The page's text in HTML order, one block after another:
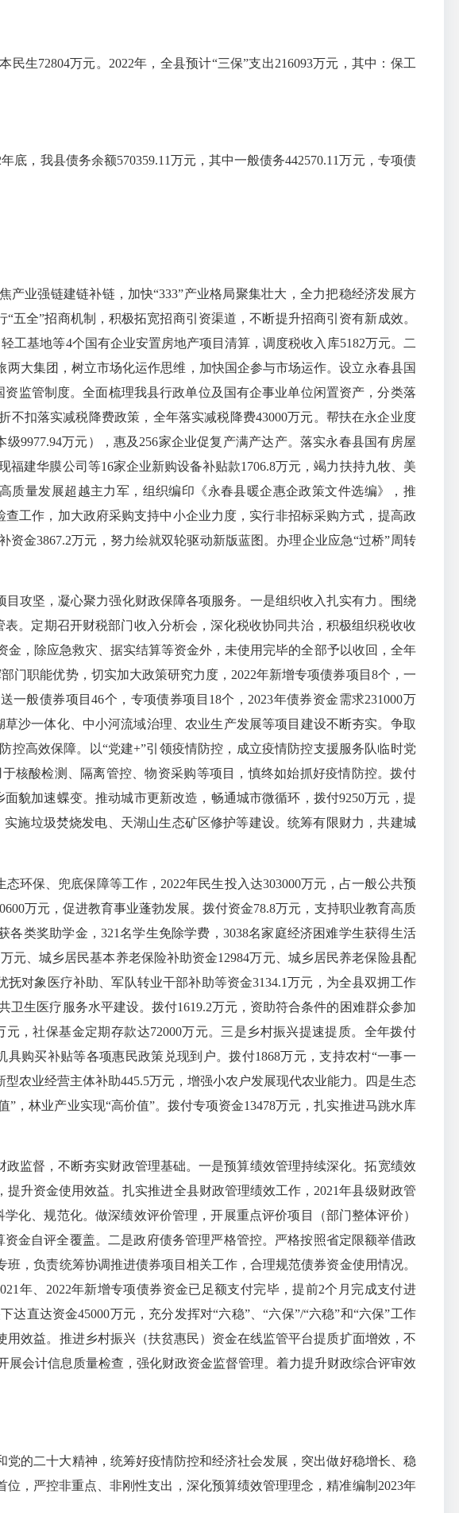
生72804万元。2022年，全县预计“三保”支出216093万元，其中：保工
，我县债务余额570359.11万元，其中一般债务442570.11万元，专项债
业强链建链补链，加快“333”产业格局聚集壮大，全力把稳经济发展方
全”招商机制，积极拓宽招商引资渠道，不断提升招商引资有新成效。
工基地等4个国有企业安置房地产项目清算，调度税收入库5182万元。二
大集团，树立市场化运作思维，加快国企参与市场运作。设立永春县国
监管制度。全面梳理我县行政单位及国有企事业单位闲置资产，分类落
不扣落实减税降费政策，全年落实减税降费43000万元。帮扶在永企业度
9977.94万元），惠及256家企业促复产满产达产。落实永春县国有房屋
建华膜公司等16家企业新购设备补贴款1706.8万元，竭力扶持九牧、美
质量发展超越主力军，组织编印《永春县暖企惠企政策文件选编》，推
工作，加大政府采购支持中小企业力度，实行非招标采购方式，提高政
金3867.2万元，努力绘就双轮驱动新版蓝图。办理企业应急“过桥”周转
攻坚，凝心聚力强化财政保障各项服务。一是组织收入扎实有力。围绕
。定期召开财税部门收入分析会，深化税收协同共治，积极组织税收收
金，除应急救灾、据实结算等资金外，未使用完毕的全部予以收回，全年
门职能优势，切实加大政策研究力度，2022年新增专项债券项目8个，一
般债券项目46个，专项债券项目18个，2023年债券资金需求231000万
沙一体化、中小河流域治理、农业生产发展等项目建设不断夯实。争取
控高效保障。以“党建+”引领疫情防控，成立疫情防控支援服务队临时党
核酸检测、隔离管控、物资采购等项目，慎终如始抓好疫情防控。拨付
貌加速蝶变。推动城市更新改造，畅通城市微循环，拨付9250万元，提
施垃圾焚烧发电、天湖山生态矿区修护等建设。统筹有限财力，共建城
保、兜底保障等工作，2022年民生投入达303000万元，占一般公共预
万元，促进教育事业蓬勃发展。拨付资金78.8万元，支持职业教育高质
类奖助学金，321名学生免除学费，3038名家庭经济困难学生获得生活
元、城乡居民基本养老保险补助资金12984万元、城乡居民养老保险县配
对象医疗补助、军队转业干部补助等资金3134.1万元，为全县双拥工作
生医疗服务水平建设。拨付1619.2万元，资助符合条件的困难群众参加
，社保基金定期存款达72000万元。三是乡村振兴提速提质。全年拨付
购买补贴等各项惠民政策兑现到户。拨付1868万元，支持农村“一事一
型农业经营主体补助445.5万元，增强小农户发展现代农业能力。四是生态
，林业产业实现“高价值”。拨付专项资金13478万元，扎实推进马跳水库
督，不断夯实财政管理基础。一是预算绩效管理持续深化。拓宽绩效
升资金使用效益。扎实推进全县财政管理绩效工作，2021年县级财政管
化、规范化。做深绩效评价管理，开展重点评价项目（部门整体评价）
金自评全覆盖。二是政府债务管理严格管控。严格按照省定限额举借政
，负责统筹协调推进债券项目相关工作，合理规范债券资金使用情况。
年、2022年新增专项债券资金已足额支付完毕，提前2个月完成支付进
达直达资金45000万元，充分发挥对“六稳”、“六保”/“六稳”和“六保”工作
效益。推进乡村振兴（扶贫惠民）资金在线监管平台提质扩面增效，不
会计信息质量检查，强化财政资金监督管理。着力提升财政综合评审效
的二十大精神，统筹好疫情防控和经济社会发展，突出做好稳增长、稳
，严控非重点、非刚性支出，深化预算绩效管理理念，精准编制2023年